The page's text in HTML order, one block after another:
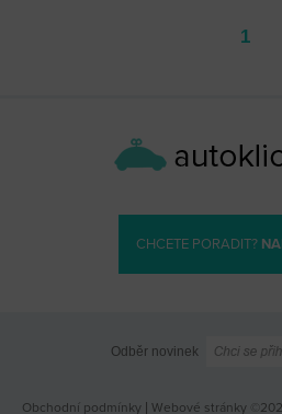
1
CHCETE PORADIT?
Odběr novinek
Obchodní podmínky | Webové stránky